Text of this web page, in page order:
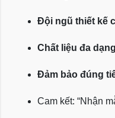
Đội ngũ thiết kế
Chất liệu đa
Đảm bảo đúng
Cam kết: “Nhận